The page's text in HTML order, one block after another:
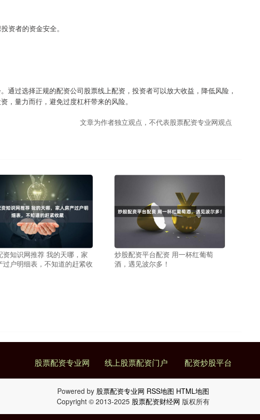
资者的资金安全。
通过选择正规的配资公司股票线上配资，投资者可以放大收益，降低风险，
，量力而行，避免过度杠杆带来的风险。
文章为作者独立观点，不代表股票配资专业网观点
资知识网推荐 我的天哪，家
过户明细表，不知道的赶紧收
炒股配资平台配资 用一杯红葡萄
酒，遇见波尔多！
股票配资专业网 线上股票配资门户 配资炒股平台
Powered by 股票配资专业网 RSS地图 HTML地图
Copyright © 2013-2025 股票配资财经网 版权所有